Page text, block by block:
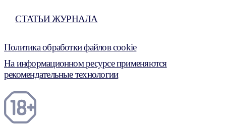
СТАТЬИ ЖУРНАЛА
Политика обработки файлов cookie
На информационном ресурсе применяются
рекомендательные технологии